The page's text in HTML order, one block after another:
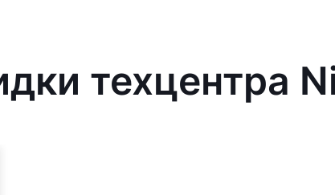
техцентра